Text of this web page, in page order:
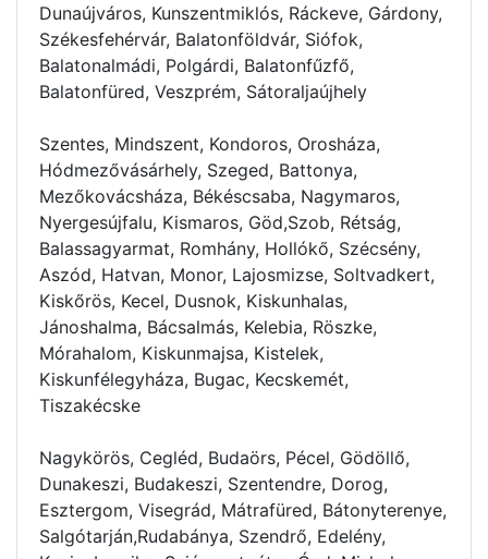
Dunaújváros, Kunszentmiklós, Ráckeve, Gárdony,
Székesfehérvár, Balatonföldvár, Siófok,
Balatonalmádi, Polgárdi, Balatonfűzfő,
Balatonfüred, Veszprém, Sátoraljaújhely
Szentes, Mindszent, Kondoros, Orosháza,
Hódmezővásárhely, Szeged, Battonya,
Mezőkovácsháza, Békéscsaba, Nagymaros,
Nyergesújfalu, Kismaros, Göd,Szob, Rétság,
Balassagyarmat, Romhány, Hollókő, Szécsény,
Aszód, Hatvan, Monor, Lajosmizse, Soltvadkert,
Kiskőrös, Kecel, Dusnok, Kiskunhalas,
Jánoshalma, Bácsalmás, Kelebia, Röszke,
Mórahalom, Kiskunmajsa, Kistelek,
Kiskunfélegyháza, Bugac, Kecskemét,
Tiszakécske
Nagykörös, Cegléd, Budaörs, Pécel, Gödöllő,
Dunakeszi, Budakeszi, Szentendre, Dorog,
Esztergom, Visegrád, Mátrafüred, Bátonyterenye,
Salgótarján,Rudabánya, Szendrő, Edelény,